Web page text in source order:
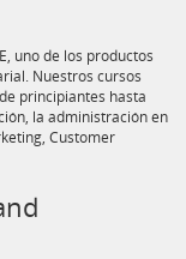
uno de los productos
Nuestros cursos
principiantes hasta
la administración en
Customer